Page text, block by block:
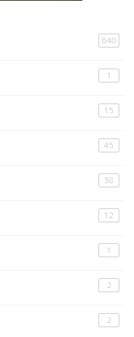
640
1
15
45
38
12
1
2
2